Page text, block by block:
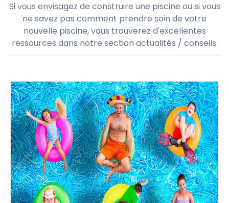
Si vous envisagez de construire une piscine ou si vous
ne savez pas comment prendre soin de votre
nouvelle piscine, vous trouverez d'excellentes
ressources dans notre section actualités / conseils.